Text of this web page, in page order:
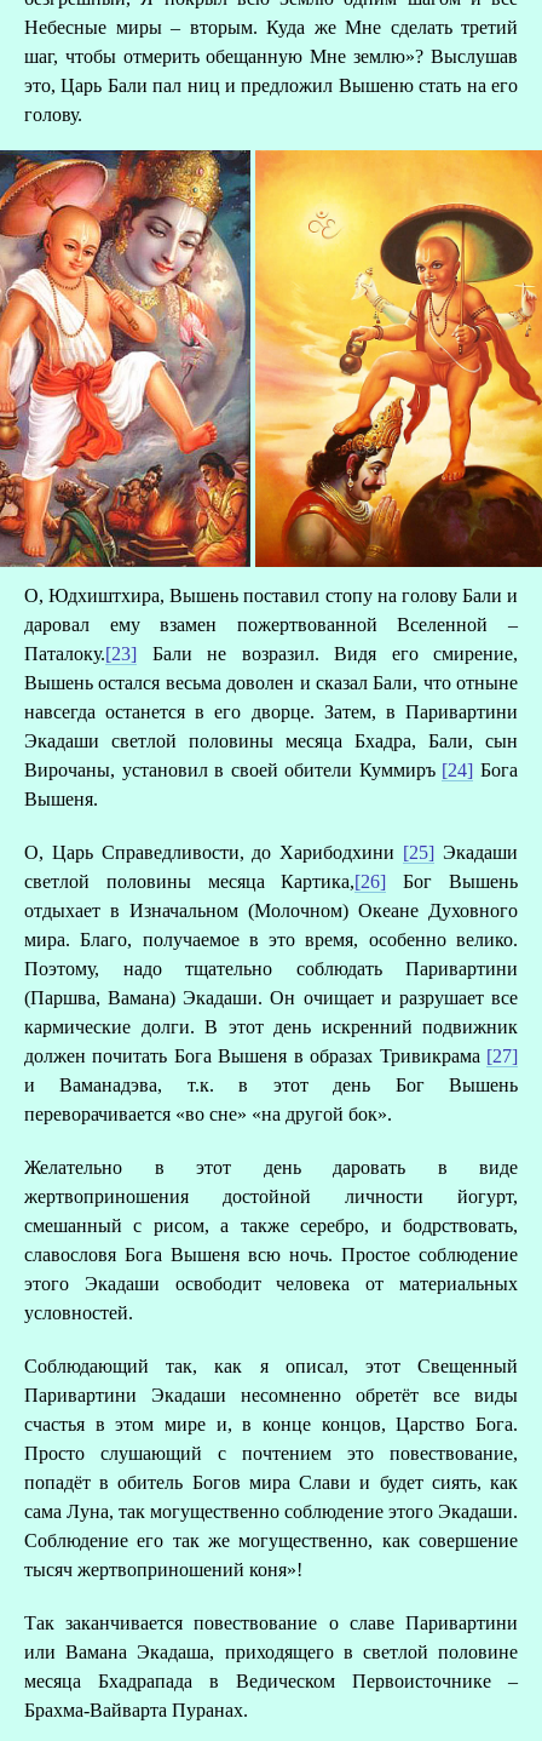
Небесные миры – вторым. Куда же Мне сделать третий
шаг, чтобы отмерить обещанную Мне землю»? Выслушав
это, Царь Бали пал ниц и предложил Вышеню стать на его
голову.
О, Юдхиштхира, Вышень поставил стопу на голову Бали и
даровал ему взамен пожертвованной Вселенной –
Паталоку.[23] Бали не возразил. Видя его смирение,
Вышень остался весьма доволен и сказал Бали, что отныне
навсегда останется в его дворце. Затем, в Паривартини
Экадаши светлой половины месяца Бхадра, Бали, сын
Вирочаны, установил в своей обители Куммиръ [24] Бога
Вышеня.
О, Царь Справедливости, до Харибодхини [25] Экадаши
светлой половины месяца Картика,[26] Бог Вышень
отдыхает в Изначальном (Молочном) Океане Духовного
мира. Благо, получаемое в это время, особенно велико.
Поэтому, надо тщательно соблюдать Паривартини
(Паршва, Вамана) Экадаши. Он очищает и разрушает все
кармические долги. В этот день искренний подвижник
должен почитать Бога Вышеня в образах Тривикрама [27]
и Ваманадэва, т.к. в этот день Бог Вышень
переворачивается «во сне» «на другой бок».
Желательно в этот день даровать в виде
жертвоприношения достойной личности йогурт,
смешанный с рисом, а также серебро, и бодрствовать,
славословя Бога Вышеня всю ночь. Простое соблюдение
этого Экадаши освободит человека от материальных
условностей.
Соблюдающий так, как я описал, этот Свещенный
Паривартини Экадаши несомненно обретёт все виды
счастья в этом мире и, в конце концов, Царство Бога.
Просто слушающий с почтением это повествование,
попадёт в обитель Богов мира Слави и будет сиять, как
сама Луна, так могущественно соблюдение этого Экадаши.
Соблюдение его так же могущественно, как совершение
тысяч жертвоприношений коня»!
Так заканчивается повествование о славе Паривартини
или Вамана Экадаша, приходящего в светлой половине
месяца Бхадрапада в Ведическом Первоисточнике –
Брахма-Вайварта Пуранах.